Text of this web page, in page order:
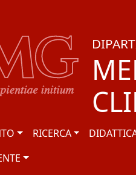
RICERCA